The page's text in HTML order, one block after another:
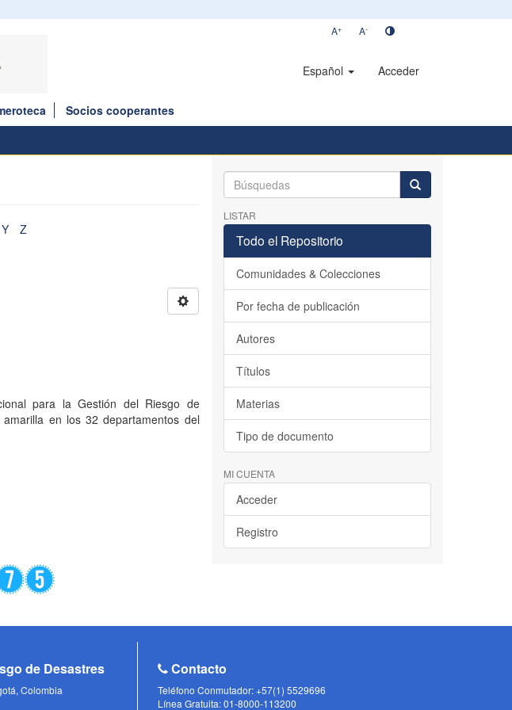
A+ A-
Español Acceder
Socios cooperantes
Y Z
para la Gestión del Riesgo de
en los 32 departamentos del
LISTAR
Todo el Repositorio
Comunidades & Colecciones
Por fecha de publicación
Autores
Títulos
Materias
Tipo de documento
MI CUENTA
Acceder
Registro
de Desastres
Colombia
Contacto
Teléfono Conmutador: +57(1) 5529696
Línea Gratuita: 01-8000-113200